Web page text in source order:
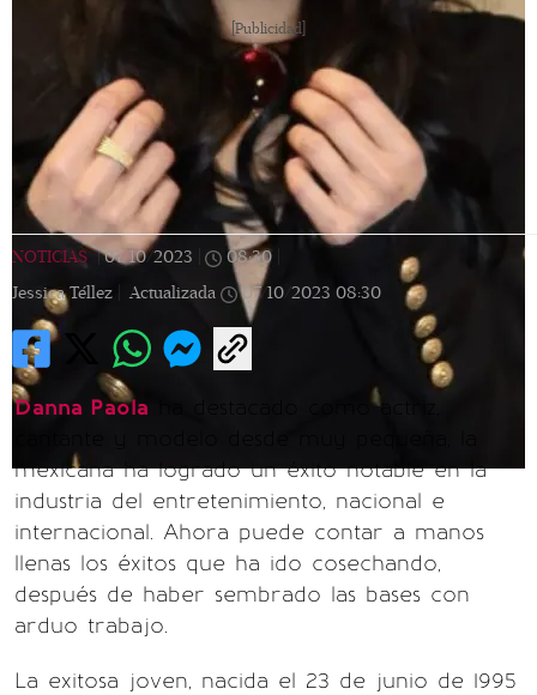
[Publicidad]
NOTICIAS | 07/10/2023 08:30
Jessica Téllez |
Actualizada 07/10/2023 08:30
Danna Paola ha destacado como actriz,
mexicana ha logrado un éxito notable en la
industria del entretenimiento, nacional e
internacional. Ahora puede contar a manos
llenas los éxitos que ha ido cosechando,
después de haber sembrado las bases con
arduo trabajo.
La exitosa joven, nacida el 23 de junio de 1995